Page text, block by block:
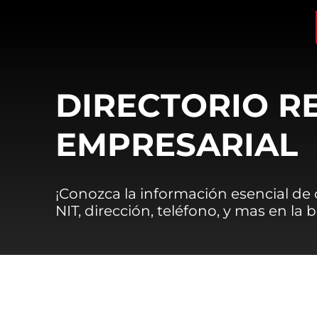
DIRECTORIO
EMPRESARIAL
¡Conozca la información esencial
NIT, dirección, teléfono, y mas en la